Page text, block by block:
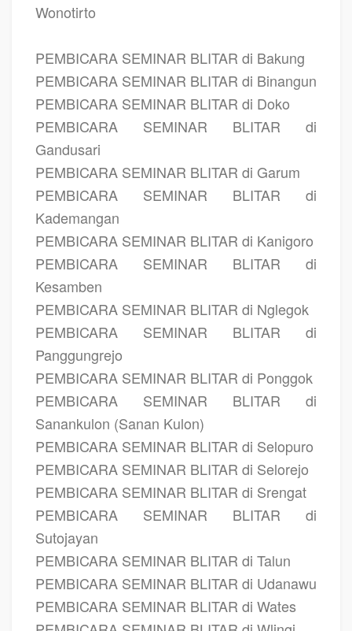
Wonotirto
PEMBICARA SEMINAR BLITAR di Bakung
PEMBICARA SEMINAR BLITAR di Binangun
PEMBICARA SEMINAR BLITAR di Doko
PEMBICARA SEMINAR BLITAR di
Gandusari
PEMBICARA SEMINAR BLITAR di Garum
PEMBICARA SEMINAR BLITAR di
Kademangan
PEMBICARA SEMINAR BLITAR di Kanigoro
PEMBICARA SEMINAR BLITAR di
Kesamben
PEMBICARA SEMINAR BLITAR di Nglegok
PEMBICARA SEMINAR BLITAR di
Panggungrejo
PEMBICARA SEMINAR BLITAR di Ponggok
PEMBICARA SEMINAR BLITAR di
Sanankulon (Sanan Kulon)
PEMBICARA SEMINAR BLITAR di Selopuro
PEMBICARA SEMINAR BLITAR di Selorejo
PEMBICARA SEMINAR BLITAR di Srengat
PEMBICARA SEMINAR BLITAR di
Sutojayan
PEMBICARA SEMINAR BLITAR di Talun
PEMBICARA SEMINAR BLITAR di Udanawu
PEMBICARA SEMINAR BLITAR di Wates